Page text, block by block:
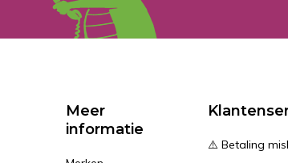
Meer
informatie
⚠️ Betaling